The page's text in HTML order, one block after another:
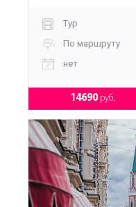
Тур
По маршруту
нет
14690руб.